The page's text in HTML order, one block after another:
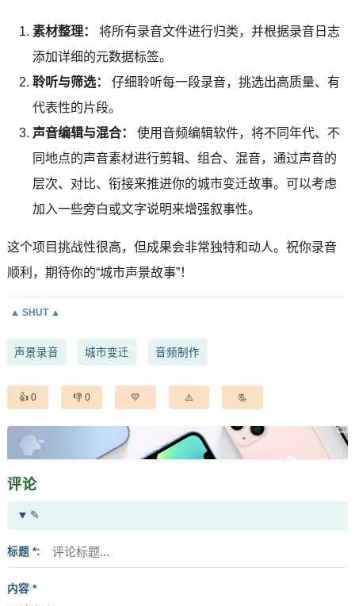
素材整理：
将所有录音文件进行归类，并根据录音日志
添加详细的元数据标签。
聆听与筛选：
仔细聆听每一段录音，挑选出高质量、有
代表性的片段。
声音编辑与混合：
使用音频编辑软件，将不同年代、不
同地点的声音素材进行剪辑、组合、混音，通过声音的
层次、对比、衔接来推进你的城市变迁故事。可以考虑
加入一些旁白或文字说明来增强叙事性。
这个项目挑战性很高，但成果会非常独特和动人。祝你录音
顺利，期待你的“城市声景故事”！
声景录音 城市变迁 音频制作
0 0
评论
✎
标题 *
内容 *